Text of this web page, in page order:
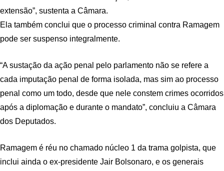
extensão”, sustenta a Câmara.
Ela também conclui que o processo criminal contra Ramagem
pode ser suspenso integralmente.
“A sustação da ação penal pelo parlamento não se refere a
cada imputação penal de forma isolada, mas sim ao processo
penal como um todo, desde que nele constem crimes ocorridos
após a diplomação e durante o mandato”, concluiu a Câmara
dos Deputados.
Ramagem é réu no chamado núcleo 1 da trama golpista, que
inclui ainda o ex-presidente Jair Bolsonaro, e os generais